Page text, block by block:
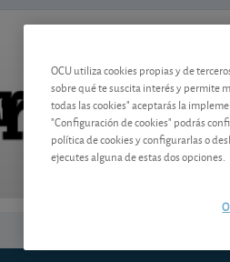
Tiempo de lectura: 3 min.
OCU utiliza cookies propias y de
sobre qué te suscita interés y permite
todas las cookies" aceptarás la
"Configuración de cookies" podrás
política de cookies y configurarlas o
ejecutes alguna de estas dos opciones.